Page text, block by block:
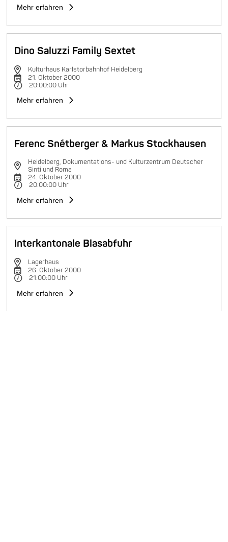
Mehr erfahren
Dino Saluzzi Family Sextet
Kulturhaus Karlstorbahnhof Heidelberg
21. Oktober 2000
20:00:00 Uhr
Mehr erfahren
Ferenc Snétberger & Markus Stockhausen
Heidelberg, Dokumentations- und Kulturzentrum Deutscher
Sinti und Roma
24. Oktober 2000
20:00:00 Uhr
Mehr erfahren
Interkantonale Blasabfuhr
Lagerhaus
26. Oktober 2000
21:00:00 Uhr
Mehr erfahren